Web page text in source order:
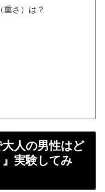
重さ）は？
大人の男性はど
実験してみ